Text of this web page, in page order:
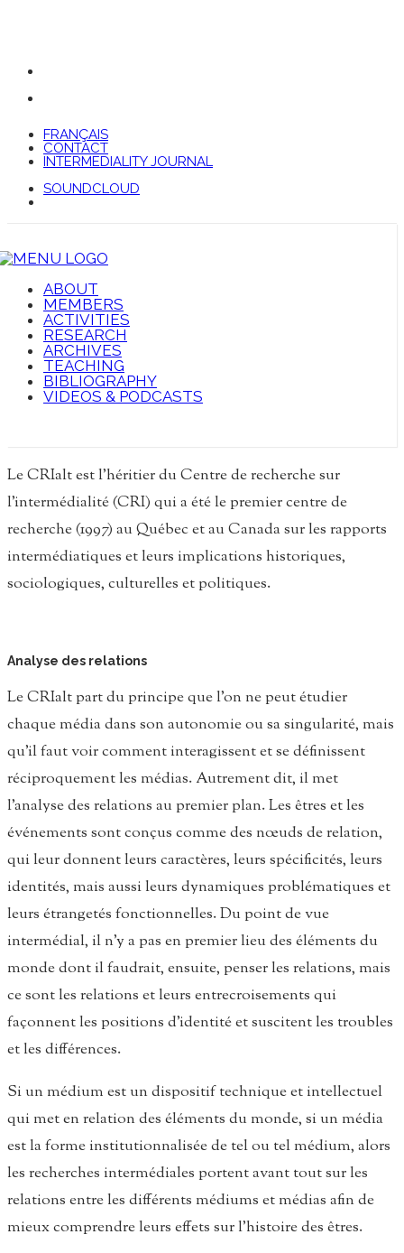
FRANÇAIS
CONTACT
INTERMEDIALITY JOURNAL
SOUNDCLOUD
ABOUT
MEMBERS
ACTIVITIES
RESEARCH
ARCHIVES
TEACHING
BIBLIOGRAPHY
VIDEOS & PODCASTS
Le CRIalt est l’héritier du Centre de recherche sur
l’intermédialité (CRI) qui a été le premier centre de
recherche (1997) au Québec et au Canada sur les rapports
intermédiatiques et leurs implications historiques,
sociologiques, culturelles et politiques.
Analyse des relations
Le CRIalt part du principe que l’on ne peut étudier
chaque média dans son autonomie ou sa singularité, mais
qu’il faut voir comment interagissent et se définissent
réciproquement les médias. Autrement dit, il met
l’analyse des relations au premier plan. Les êtres et les
événements sont conçus comme des nœuds de relation,
qui leur donnent leurs caractères, leurs spécificités, leurs
identités, mais aussi leurs dynamiques problématiques et
leurs étrangetés fonctionnelles. Du point de vue
intermédial, il n’y a pas en premier lieu des éléments du
monde dont il faudrait, ensuite, penser les relations, mais
ce sont les relations et leurs entrecroisements qui
façonnent les positions d’identité et suscitent les troubles
et les différences.
Si un médium est un dispositif technique et intellectuel
qui met en relation des éléments du monde, si un média
est la forme institutionnalisée de tel ou tel médium, alors
les recherches intermédiales portent avant tout sur les
relations entre les différents médiums et médias afin de
mieux comprendre leurs effets sur l’histoire des êtres.